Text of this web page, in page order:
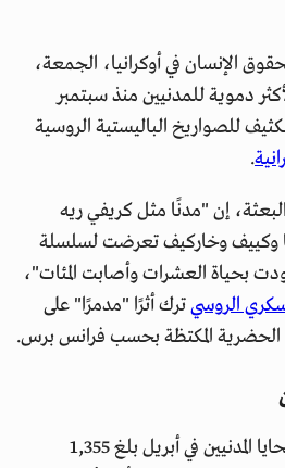
الإنسان في أوكرانيا، الجمعة،
2025 كان الأكثر دموية للمدنيين منذ سبتمبر
الكثيف للصواريخ الباليستية الروسية
.
إن "مدنًا مثل كريفي ريه
وكييف وخاركيف تعرضت لسلسلة
بحياة العشرات وأصابت المئات"،
الروسيترك أثرًا "مدمرًا" على
الحضرية المكتظة بحسب فرانس برس.
أفادت البعثة بأن عدد الضحايا المدنيين في أبريل بلغ 1,355